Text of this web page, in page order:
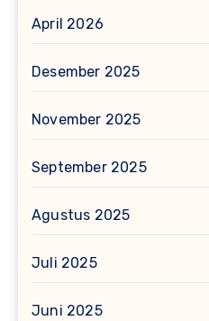
April 2026
Desember 2025
November 2025
September 2025
Agustus 2025
Juli 2025
Juni 2025